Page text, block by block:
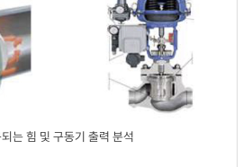
는 힘 및 구동기 출력 분석